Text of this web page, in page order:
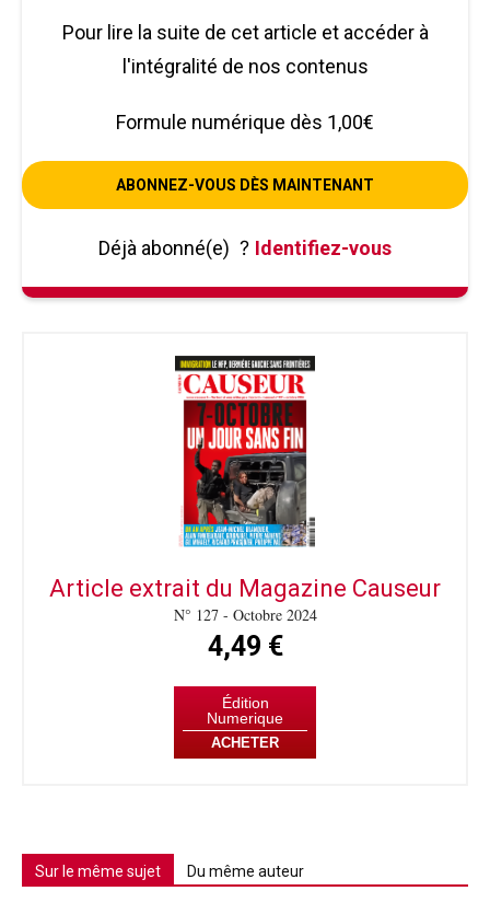
Pour lire la suite de cet article et accéder à
l'intégralité de nos contenus
Formule numérique dès 1,00€
ABONNEZ-VOUS DÈS MAINTENANT
Déjà abonné(e) ? Identifiez-vous
Article extrait du Magazine Causeur
N° 127 - Octobre 2024
4,49 €
Édition
Numerique
ACHETER
Sur le même sujet Du même auteur